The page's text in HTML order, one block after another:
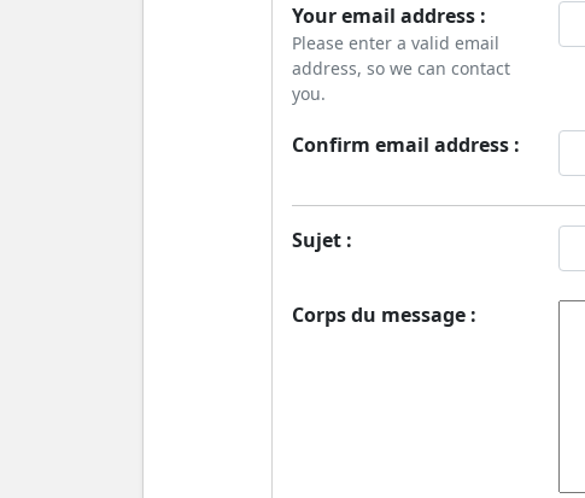
Your email address :
Please enter a valid email
address, so we can contact
you.
Confirm email address :
Sujet :
Corps du message :